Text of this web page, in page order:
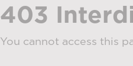
403
You cannot access this